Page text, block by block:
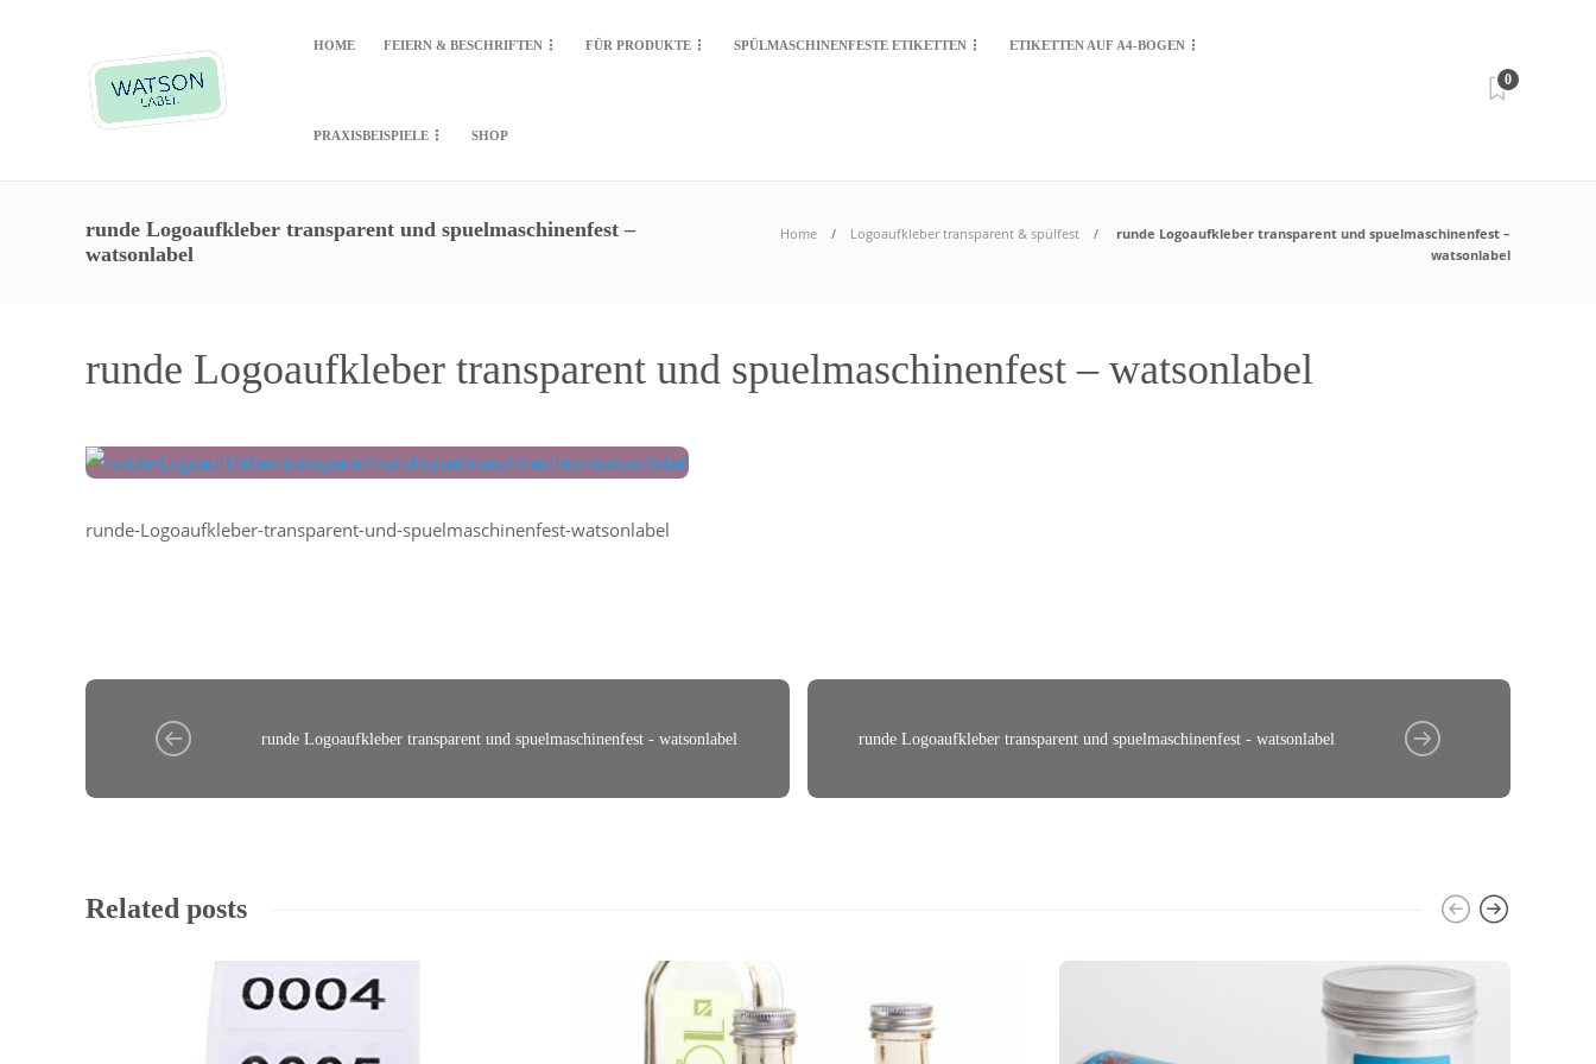
HOME FEIERN & BESCHRIFTEN FÜR PRODUKTE SPÜLMASCHINENFESTE ETIKETTEN ETIKETTEN AUF A4-BOGEN
PRAXISBEISPIELE SHOP
0
runde Logoaufkleber transparent und spuelmaschinenfest –
watsonlabel
Home Logoaufkleber transparent & spülfest
runde Logoaufkleber transparent und spuelmaschinenfest –
watsonlabel
runde Logoaufkleber transparent und spuelmaschinenfest – watsonlabel
runde-Logoaufkleber-transparent-und-spuelmaschinenfest-watsonlabel
runde Logoaufkleber transparent und spuelmaschinenfest - watsonlabel runde Logoaufkleber transparent und spuelmaschinenfest - watsonlabel
Related posts